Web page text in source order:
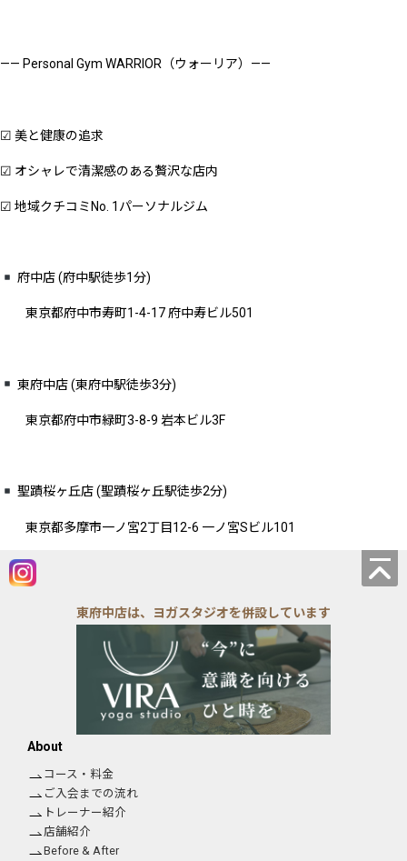
—— Personal Gym WARRIOR（ウォーリア）——
☑︎ 美と健康の追求
☑︎ オシャレで清潔感のある贅沢な店内
☑︎ 地域クチコミNo. 1パーソナルジム
府中店 (府中駅徒歩1分)
東京都府中市寿町1-4-17 府中寿ビル501
東府中店 (東府中駅徒歩3分)
東京都府中市緑町3-8-9 岩本ビル3F
聖蹟桜ヶ丘店 (聖蹟桜ヶ丘駅徒歩2分)
東京都多摩市一ノ宮2丁目12-6 一ノ宮Sビル101
東府中店は、ヨガスタジオを併設しています
About
コース・料金
ご入会までの流れ
トレーナー紹介
店舗紹介
Before & After